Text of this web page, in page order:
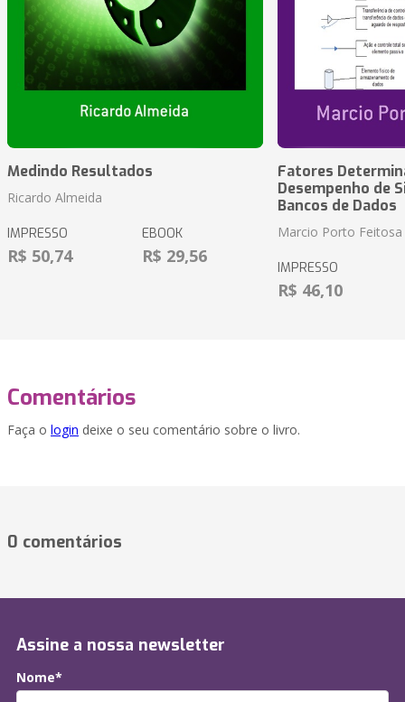
Medindo Resultados
Ricardo Almeida
IMPRESSO
R$ 50,74
EBOOK
R$ 29,56
Fatores
Desempenho de
Bancos de Dados
Marcio Porto Feitosa
IMPRESSO
R$ 46,10
Comentários
Faça o login deixe o seu comentário sobre o livro.
0 comentários
Assine a nossa newsletter
Nome*